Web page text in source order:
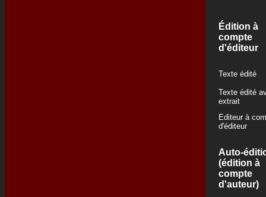
Édition à
compte
d'éditeur
Texte édité
Texte édité
extrait
Editeur à
d'éditeur
Auto-
(édition à
compte
d'auteur)